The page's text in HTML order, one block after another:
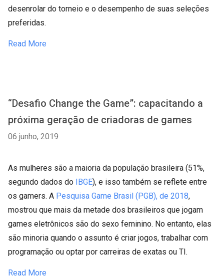
desenrolar do torneio e o desempenho de suas seleções
preferidas.
Read More
“Desafio Change the Game”: capacitando a
próxima geração de criadoras de games
06 junho, 2019
As mulheres são a maioria da população brasileira (51%,
segundo dados do IBGE), e isso também se reflete entre
os gamers. A Pesquisa Game Brasil (PGB), de 2018,
mostrou que mais da metade dos brasileiros que jogam
games eletrônicos são do sexo feminino. No entanto, elas
são minoria quando o assunto é criar jogos, trabalhar com
programação ou optar por carreiras de exatas ou TI.
Read More